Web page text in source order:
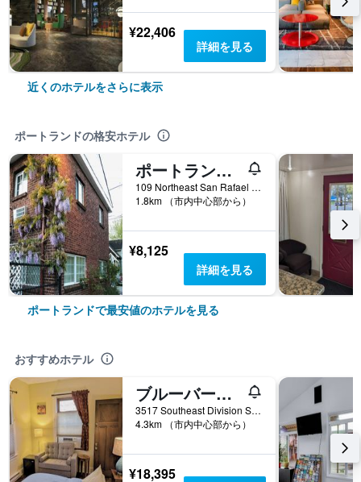
¥22,406
詳細を見る
近くのホテルをさらに表示
ポートランドの格安ホテル
ポートランド ペンション
109 Northeast San Rafael Street, ポートランド, OR, アメリカ合衆国
1.8km （市内中心部から）
¥8,125
詳細を見る
ポートランドで最安値のホテルを見る
おすすめホテル
ブルーバード ゲストハウス
3517 Southeast Division Street, ポートランド, OR, アメリカ合衆国
4.3km （市内中心部から）
¥18,395